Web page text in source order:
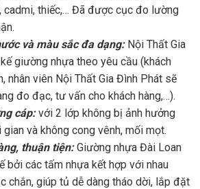
cadmi, thiếc,… Đã được cục đo lường
và màu sắc đa dạng:Nội Thất Gia
giường nhựa theo yêu cầu (khách
nhân viên Nội Thất Gia Đình Phát sẽ
đo đạc, tư vấn cho khách hàng,…).
cáp:với 2 lớp không bị ảnh hưởng
và không cong vênh, mối mọt.
thuận tiện:Giường nhựa Đài Loan
bởi các tấm nhựa kết hợp với nhau
chắn, giúp tủ dễ dàng tháo dời, lắp đặt